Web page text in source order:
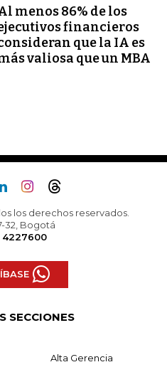
menos 86% de los
financieros
que la IA es
valiosa que un MBA
los derechos reservados.
32, Bogotá
4227600
SECCIONES
Alta Gerencia